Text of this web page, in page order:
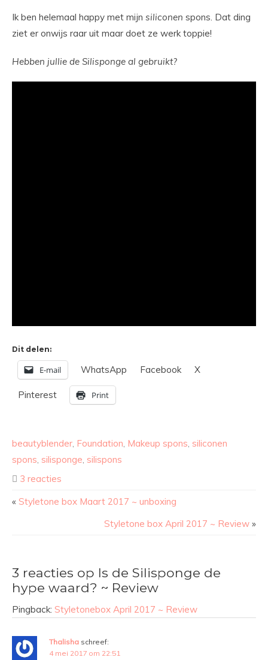
Ik ben helemaal happy met mijn siliconen spons. Dat ding
ziet er onwijs raar uit maar doet ze werk toppie!
Hebben jullie de Silisponge al gebruikt?
Dit delen:
E-mail WhatsApp Facebook X
Pinterest Print
beautyblender, Foundation, Makeup spons, siliconen
spons, silisponge, silispons
3 reacties
« Styletone box Maart 2017 ~ unboxing
Styletone box April 2017 ~ Review »
3 reacties op Is de Silisponge de
hype waard? ~ Review
Pingback: Styletonebox April 2017 ~ Review
Thalisha schreef:
4 mei 2017 om 22:51